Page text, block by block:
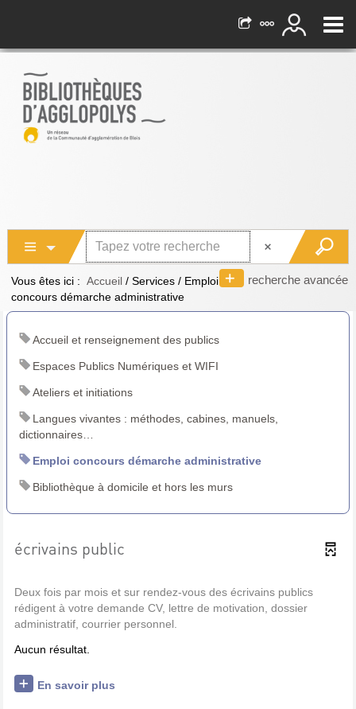
recherche avancée
Vous êtes ici : Accueil / Services / Emploi
concours démarche administrative
Accueil et renseignement des publics
Espaces Publics Numériques et WIFI
Ateliers et initiations
Langues vivantes : méthodes, cabines, manuels,
dictionnaires…
Emploi concours démarche administrative
Bibliothèque à domicile et hors les murs
écrivains public
Deux fois par mois et sur rendez-vous des écrivains publics
rédigent à votre demande CV, lettre de motivation, dossier
administratif, courrier personnel.
Aucun résultat.
En savoir plus